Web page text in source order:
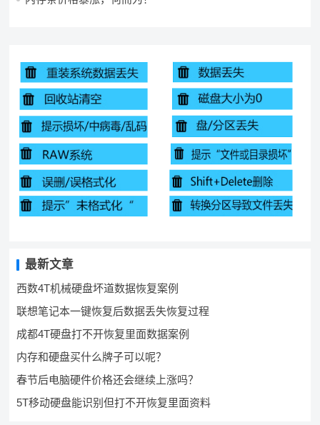
最新文章
西数4T机械硬盘坏道数据恢复案例
联想笔记本一键恢复后数据丢失恢复过程
成都4T硬盘打不开恢复里面数据案例
内存和硬盘买什么牌子可以呢？
春节后电脑硬件价格还会继续上涨吗？
5T移动硬盘能识别但打不开恢复里面资料